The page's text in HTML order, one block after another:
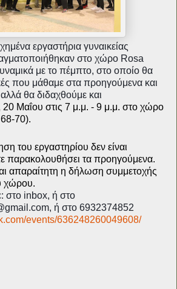
εργαστήρια γυναικείας
στο χώρο Rosa
με το πέμπτο, στο οποίο θα
που μάθαμε στα προηγούμενα και
θα διδαχθούμε και
20 Μαΐου στις 7 μ.μ. - 9 μ.μ. στο χώρο
70).
του εργαστηρίου δεν είναι
παρακολουθήσει τα προηγούμενα.
απαραίτητη η δήλωση συμμετοχής
χώρου.
στο inbox, ή στο
, ή στο 6932374852
events/636248260049608/